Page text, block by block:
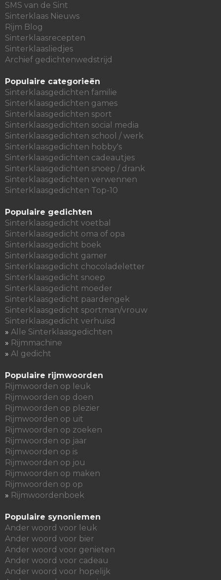
SMS van de Sint
Sinterklaas Nieuws
Rijm Blog
Sinterklaasrecepten
Sinterklaasliedjes
Archief gedichtenwedstrijd
Populaire categorieën
Sinterklaasgedichten familie
Sinterklaasgedichten games
Sinterklaasgedichten sport
Sinterklaasgedichten social media
Sinterklaasgedichten school / werk
Sinterklaasgedichten hobby's
Sinterklaasgedichten cadeautjes
Sinterklaasgedichten snoep / drank
Sinterklaasgedichten verwennen
Sinterklaasgedichten Top-10
Populaire gedichten
Sinterklaasgedicht voetbal
Sinterklaasgedicht oma of opa
Sinterklaasgedicht boek
Sinterklaasgedicht gamer
Sinterklaasgedicht chocoladeletter
Sinterklaasgedicht snoep
Sinterklaasgedicht moeder
Sinterklaasgedicht paardengek
Sinterklaasgedicht sportman/vrouw
Sinterklaasgedicht verhuisd
» Alle Sinterklaasgedichten
» Rijmmachine
» AI gedicht
Populaire rijmwoorden
Rijmwoorden op leuk
Rijmwoorden op doen
Rijmwoorden op plezier
Rijmwoorden op uit
Rijmwoorden op zoeken
Rijmwoorden op jaar
Rijmwoorden op is
Rijmwoorden op jou
Rijmwoorden op maken
Rijmwoorden op op
» Rijmwoordenboek
Populaire synoniemen
Ander woord voor leuk
Ander woord voor bier
Ander woord voor genieten
Ander woord voor cadeau
Ander woord voor hopelijk